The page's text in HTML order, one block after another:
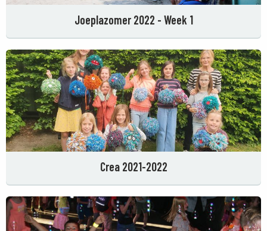
Joeplazomer 2022 - Week 1
Crea 2021-2022